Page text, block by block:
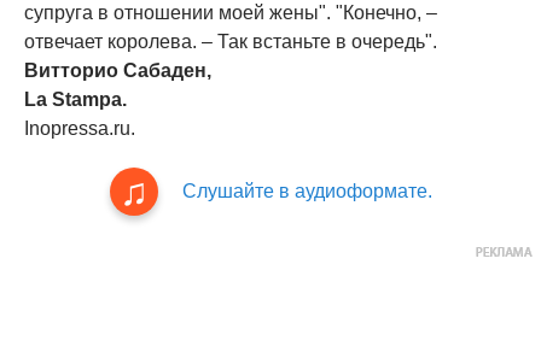
супруга в отношении моей жены". "Конечно, –
отвечает королева. – Так встаньте в очередь".
Витторио Сабаден,
La Stampa.
Inopressa.ru.
Слушайте в аудиоформате.